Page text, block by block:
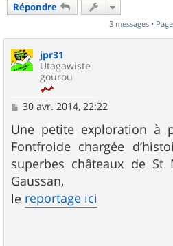
Répondre
3 messages • Page
jpr31
Utagawiste
gourou
M
s
s
a
g
e
30 avr. 2014, 22:22
Une petite exploration à
Fontfroide chargée
superbes châteaux de
Gaussan,
le reportage ici